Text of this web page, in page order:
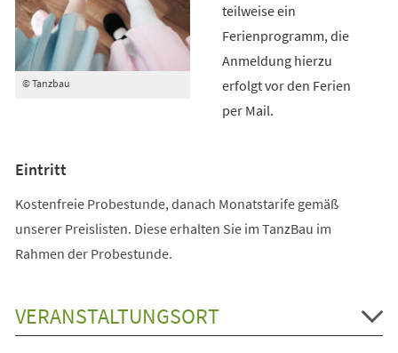
© Tanzbau
teilweise ein
Ferienprogramm, die
Anmeldung hierzu
erfolgt vor den Ferien
per Mail.
Eintritt
Kostenfreie Probestunde, danach Monatstarife gemäß
unserer Preislisten. Diese erhalten Sie im TanzBau im
Rahmen der Probestunde.
VERANSTALTUNGSORT